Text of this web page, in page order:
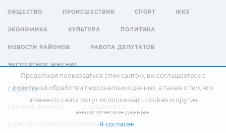
ОБЩЕСТВО ПРОИСШЕСТВИЯ СПОРТ ЖКХ
ЭКОНОМИКА КУЛЬТУРА ПОЛИТИКА
НОВОСТИ РАЙОНОВ РАБОТА ДЕПУТАТОВ
ЭКСПЕРТНОЕ МНЕНИЕ
ГАЗЕТА
Продолжая пользоваться этим сайтом, вы соглашаетесь с
политикой обработки персональных данных, а также с тем, что
элементы сайта могут использовать cookies и другие
аналитические данные.
Я согласен